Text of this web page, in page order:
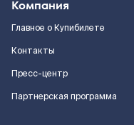
Компания
Главное о Купибилете
Контакты
Пресс-центр
Партнерская программа